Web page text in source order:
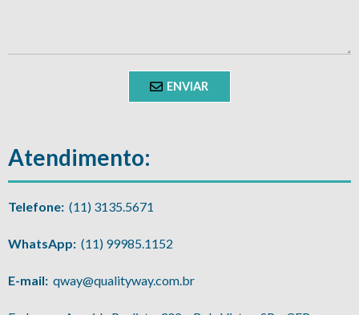
ENVIAR
Atendimento:
Telefone: (11) 3135.5671
WhatsApp: (11) 99985.1152
E-mail: qway@qualityway.com.br